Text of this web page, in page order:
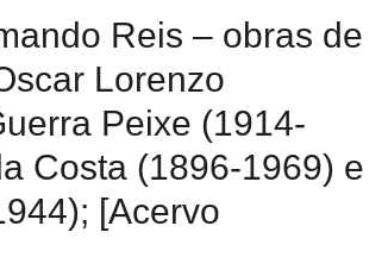
Reis – obras de
Lorenzo
Peixe (1914-
Costa (1896-1969) e
[Acervo